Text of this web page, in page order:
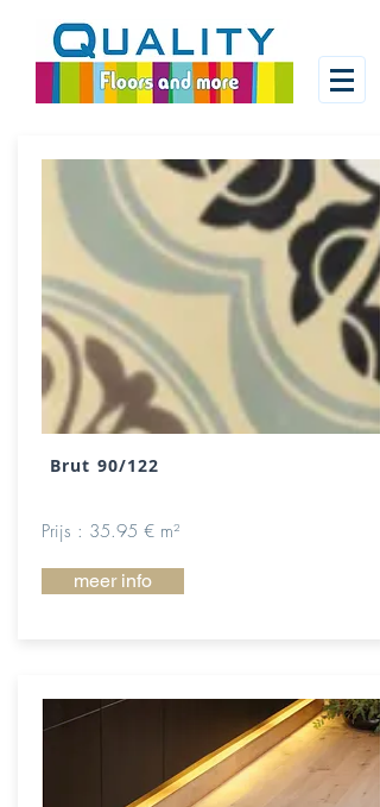
Brut 90/122
Prijs : 35.95 € m²
meer info